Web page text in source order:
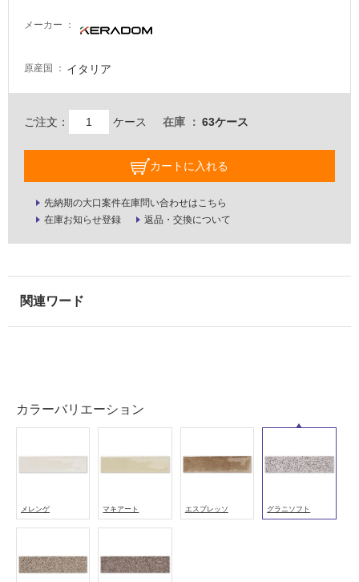
メーカー
原産国 イタリア
ご注文： ケース 在庫 63ケース
カートに入れる
先納期の大口案件在庫問い合わせはこちら
在庫お知らせ登録
返品・交換について
カラーバリエーション
メレンゲ マキアート エスプレッソ グラニソフト
な
屋
内
外
壁・
室
用
可
可
冷
地
用
不